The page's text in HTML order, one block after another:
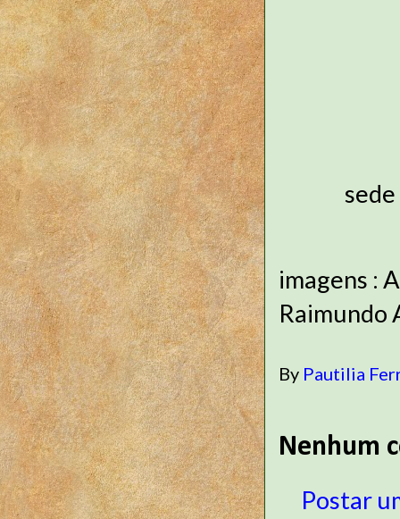
imagens :
Raimundo
By Pautilia
Nenhum
Postar